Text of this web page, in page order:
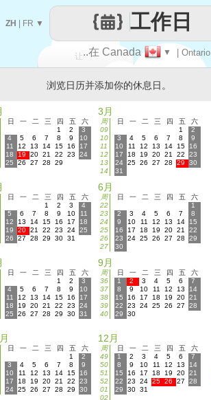
让..在 Canada ▼ | Ontario
工作日
ZH FR ▼
浏览日历并添加你的休息日。
日 一 二 三 四 五
六
1
2
3
4
5 6 7 8 9
10
11
12 13 14 15 16
17
18
19 20 21 22 23
24
25
26 27 28 29
3月
周 日 一 二 三 四 五
六
09
1
2
10
3 4 5 6 7 8
9
11
10 11 12 13 14 15
16
12
17 18 19 20 21 22
23
13
24 25 26 27 28 29
30
14
31
日 一 二 三 四 五
六
1
2 3
4
5
6 7 8 9 10
11
12
13 14 15 16 17
18
19
20 21 22 23 24 25
26
27 28 29 30 31
6月
周 日 一 二 三 四 五
六
22
1
23
2 3 4 5 6 7
8
24
9 10 11 12 13 14
15
25
16 17 18 19 20 21
22
26
23 24 25 26 27 28
29
27
30
日 一 二 三 四 五
六
1
2
3
4
5 6 7 8 9
10
11
12 13 14 15 16
17
18
19 20 21 22 23
24
25
26 27 28 29 30 31
9月
周 日 一 二 三 四 五
六
36
1 2 3 4 5 6
7
37
8 9 10 11 12 13
14
38
15 16 17 18 19 20 21
39
22 23 24 25 26 27
28
40
29 30
日 一 二 三 四 五
六
1
2
3
4 5 6 7 8
9
10
11 12 13 14 15
16
17
18 19 20 21 22
23
24
25 26 27 28 29 30
12月
周 日 一 二 三 四 五
六
49
1 2 3 4 5 6
7
50
8 9 10 11 12 13
14
51
15 16 17 18 19 20 21
52
22 23 24 25 26 27
28
01
29 30 31
02